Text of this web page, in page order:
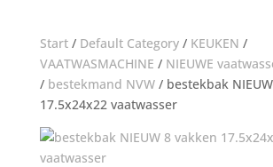
Start/ Default Category/ KEUKEN /
VAATWASMACHINE / NIEUWE
/ bestekmand NVW/ bestekbak
17.5x24x22 vaatwasser